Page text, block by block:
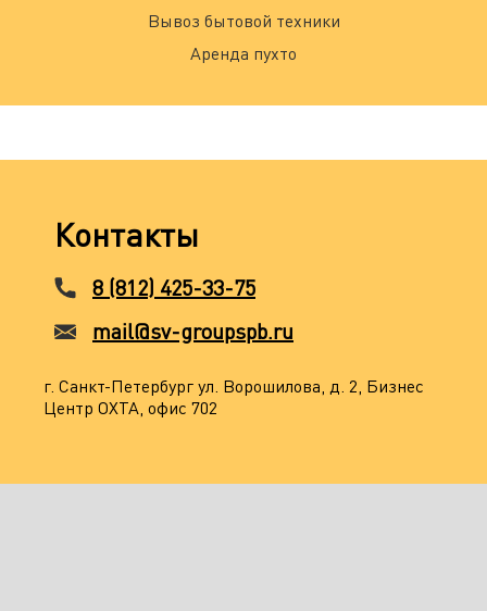
Вывоз бытовой техники
Аренда пухто
Контакты
8 (812) 425-33-75
mail@sv-groupspb.ru
г. Санкт-Петербург ул. Ворошилова, д. 2, Бизнес
Центр ОХТА, офис 702